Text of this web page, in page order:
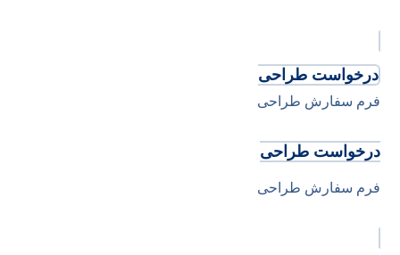
درخواست طراحی
فرم سفارش طراحی
درخواست طراحی
فرم سفارش طراحی